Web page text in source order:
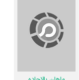
و یا دوستش ندارید،
بوده است. نظرتان
تدوین پرسه در
فیلم پرسه در